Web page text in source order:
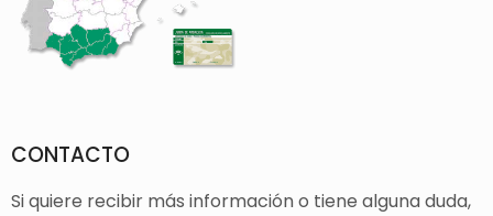
CONTACTO
Si quiere recibir más información o tiene alguna duda,